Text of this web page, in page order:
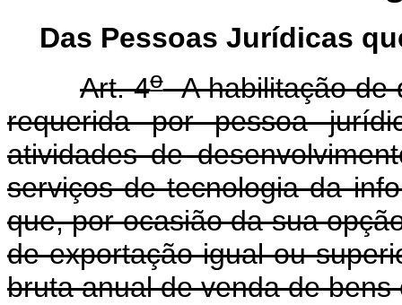
Das Pessoas Jurídicas
Art. 4oA habilitação de
requerida por pessoa
atividades de
serviços de tecnologia da
que, por ocasião da sua
de exportação igual ou
bruta anual de venda de bens